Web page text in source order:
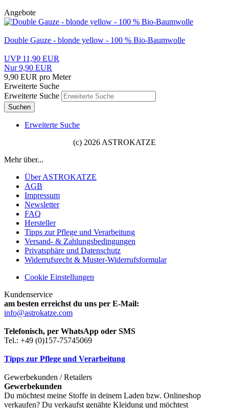
Angebote
Double Gauze - blonde yellow - 100 % Bio-Baumwolle
UVP 11,90 EUR
Nur 9,90 EUR
9,90 EUR pro Meter
Erweiterte Suche
Erweiterte Suche
Suchen
Erweiterte Suche
(c) 2026 ASTROKATZE
Mehr über...
Über ASTROKATZE
AGB
Impressum
Newsletter
FAQ
Hersteller
Tipps zur Pflege und Verarbeitung
Versand- & Zahlungsbedingungen
Privatsphäre und Datenschutz
Widerrufsrecht & Muster-Widerrufsformular
Cookie Einstellungen
Kundenservice
am besten erreichst du uns per E-Mail:
info@astrokatze.com
Telefonisch, per WhatsApp oder SMS
Tel.: +49 (0)157-75745069
Tipps zur Pflege und Verarbeitung
Gewerbekunden / Retailers
Gewerbekunden
Du möchtest meine Stoffe in deinem Laden bzw. Onlineshop
verkaufen? Du verkaufst genähte Kleidung und möchtest